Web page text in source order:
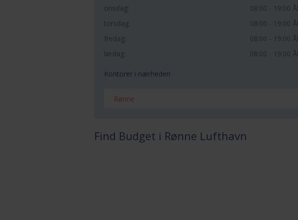
onsdag:
08:00 - 19:00
torsdag:
08:00 - 19:00
fredag:
08:00 - 19:00
lørdag:
08:00 - 19:00
Kontorer i nærheden
Rønne
Find Budget i Rønne Lufthavn